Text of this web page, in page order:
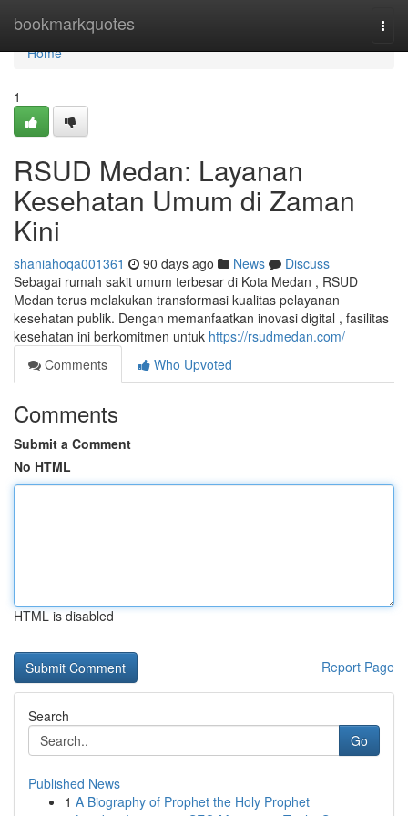
bookmarkquotes
Home
Home
1
RSUD Medan: Layanan
Kesehatan Umum di Zaman
Kini
shaniahoqa001361 90 days ago News
Discuss
Sebagai rumah sakit umum terbesar di Kota Medan , RSUD
Medan terus melakukan transformasi kualitas pelayanan
kesehatan publik. Dengan memanfaatkan inovasi digital , fasilitas
kesehatan ini berkomitmen untuk https://rsudmedan.com/
Comments
Who Upvoted
Comments
Submit a Comment
No HTML
HTML is disabled
Report Page
Search
Go
Published News
1 A Biography of Prophet the Holy Prophet